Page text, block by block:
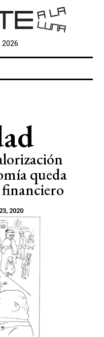
2026
queda
2020